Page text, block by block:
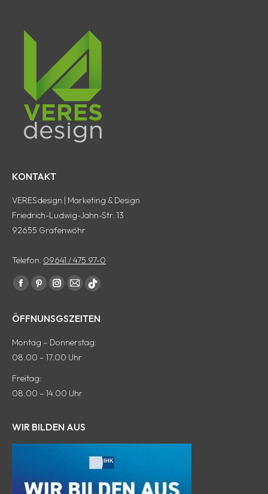
KONTAKT
VERESdesign | Marketing & Design
Friedrich-Ludwig-Jahn-Str. 13
92655 Grafenwöhr
Telefon: 09641 / 475 97-0
Finde uns auf:
Facebook
wird
einem
Fenster
geöffnet
Pinterest
wird
einem
Fenster
geöffnet
Instagram
wird
einem
geöffnet
E-
Seite
wird
in
Fenster
tiktok
wird
ÖFFNUNSGSZEITEN
Montag – Donnerstag:
08.00 – 17.00 Uhr
Freitag:
08.00 – 14.00 Uhr
WIR BILDEN AUS